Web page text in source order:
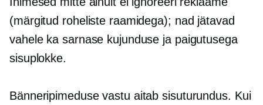
(märgitud roheliste raamidega); nad jätavad
vahele ka sarnase kujunduse ja paigutusega
sisuplokke.
Bänneripimeduse vastu aitab sisuturundus. Kui